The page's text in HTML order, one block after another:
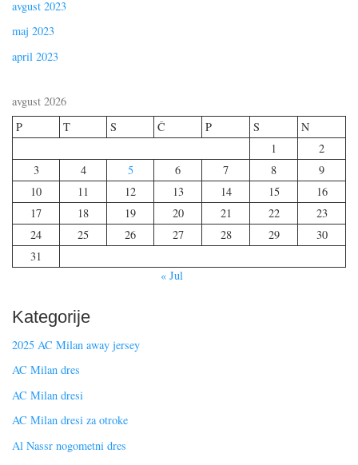
avgust 2023
maj 2023
april 2023
avgust 2026
P
T S Č P S
N
1
2
3
4 5 6 7 8
9
10
11 12 13 14 15
16
17
18 19 20 21 22
23
24
25 26 27 28 29
30
31
« Jul
Kategorije
2025 AC Milan away jersey
AC Milan dres
AC Milan dresi
AC Milan dresi za otroke
Al Nassr nogometni dres